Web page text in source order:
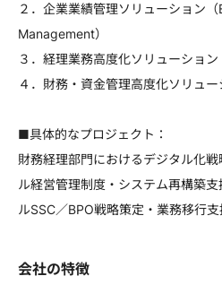
２．企業業績管理ソリューション
Management）
３．経理業務高度化ソリューショ
４．財務・資金管理高度化ソリュー
■具体的なプロジェクト：
財務経理部門におけるデジタル化
ル経営管理制度・システム再構築
ルSSC／BPO戦略策定・業務移行
会社の特徴